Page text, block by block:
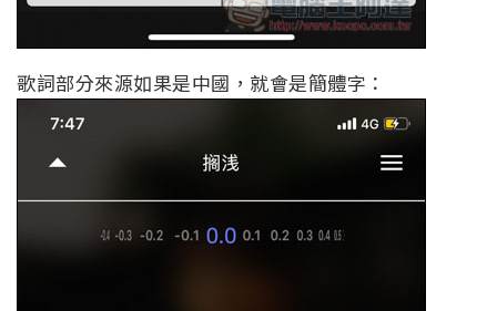
歌詞部分來源如果是中國，就會是簡體字：